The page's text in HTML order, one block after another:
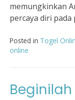
memungkinkan
percaya diri
Posted in Togel
online